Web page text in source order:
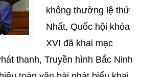
không thường lệ thứ
Nhất, Quốc hội khóa
XVI đã khai mạc
thanh, Truyền hình Bắc Ninh